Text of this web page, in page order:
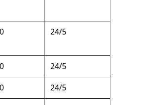
24/5
24/5
24/5